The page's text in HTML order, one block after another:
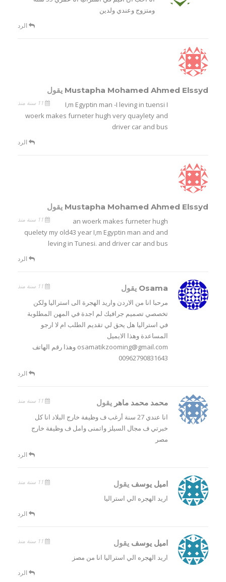
ومتزوج وعندي ولدين
الرد
Mustapha Mohamed Ahmed Elssyd يقول
I,m Egyptin man -I leving in tuensi I
woerk makes furneter hugh very quaylety and
driver car and bus
الرد
Mustapha Mohamed Ahmed Elssyd يقول
an woerk makes furneter hugh
quelety my old43 year I,m Egyptin man and and
leving in Tunesi. and driver car and bus
الرد
Osama يقول
مرحبا انا من الاردن واريد الهجرة الى استراليا ولكن
تخصصي تصميم جرافيك لم اجدة في المهن المطلوبة
في استراليا هل يحق لي تقديم الطلب ام لا ارجو
المساعدة وهذا الايميل
osamatikzooming@gmail.com وهذا رقم الهاتف
00962790831643
الرد
محمد محمد ماهر يقول
انا عندي 27 سنة أرغب ف وظيفة خارج البلاد انا كل
خبرتي ف مجال السيلز واتمنى وامل ف وظيفة خارج
مصر
الرد
اميل يوسف يقول
اريد الهجره الي استراليا
الرد
اميل يوسف يقول
اريد الهجره الي استراليا انا من مصز
الرد